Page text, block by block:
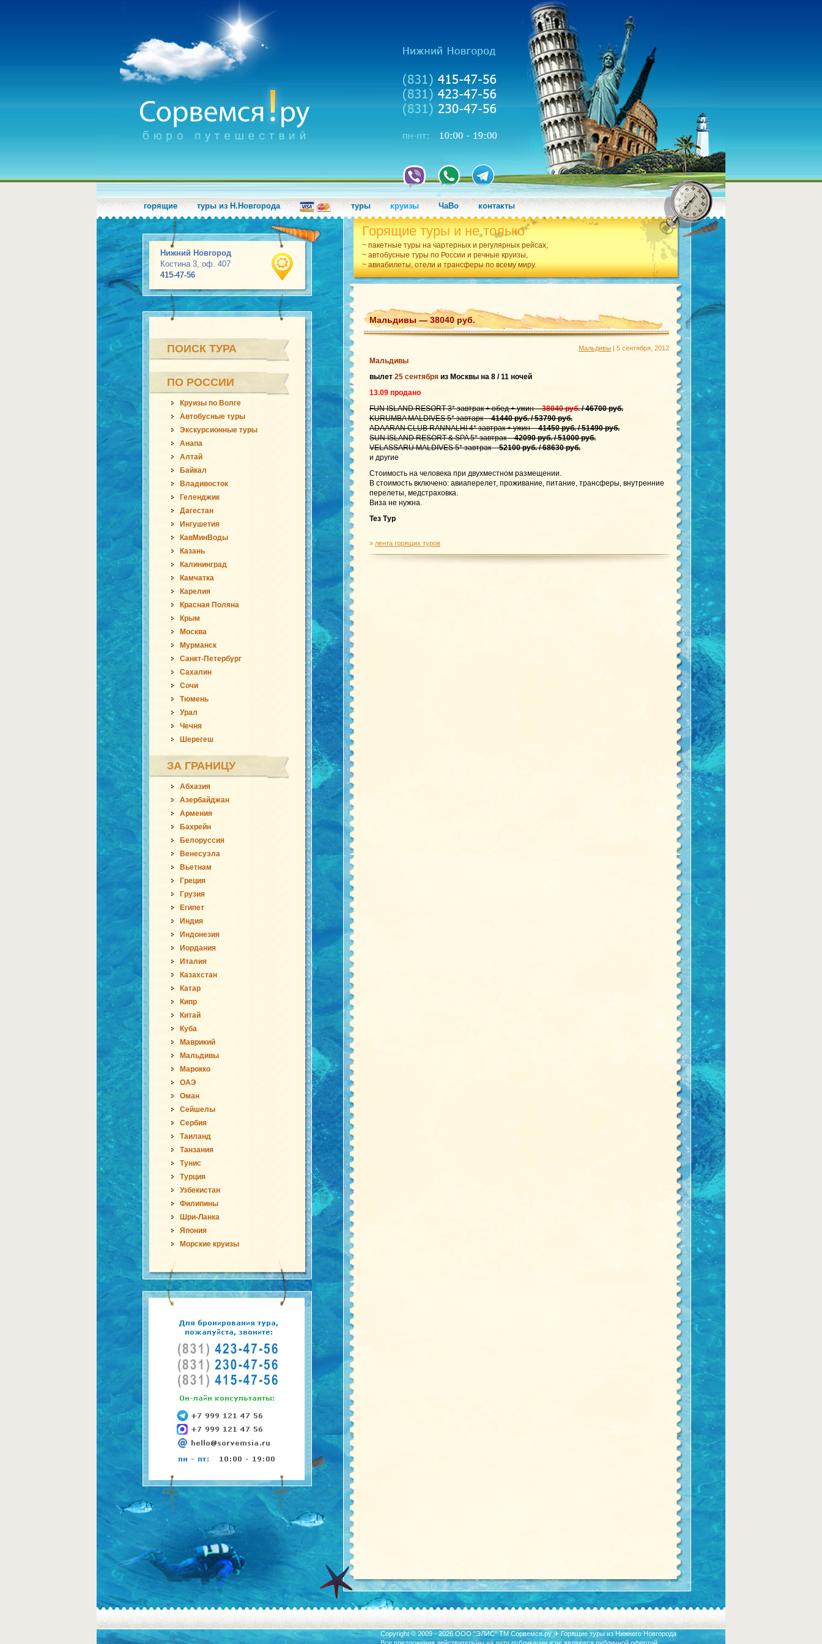
горящие туры из Н.Новгорода туры круизы ЧаВо контакты
Нижний Новгород
Костина 3, оф. 407
415-47-56
Горящие туры и не только
~ пакетные туры на чартерных и регулярных рейсах,
~ автобусные туры по России и речные круизы,
~ авиабилеты, отели и трансферы по всему миру.
ПОИСК ТУРА
ПО РОССИИ
Круизы по Волге
Автобусные туры
Экскурсионные туры
Анапа
Алтай
Байкал
Владивосток
Геленджик
Дагестан
Ингушетия
КавМинВоды
Казань
Калининград
Камчатка
Карелия
Красная Поляна
Крым
Москва
Мурманск
Санкт-Петербург
Сахалин
Сочи
Тюмень
Урал
Чечня
Шерегеш
ЗА ГРАНИЦУ
Абхазия
Азербайджан
Армения
Бахрейн
Белоруссия
Венесуэла
Вьетнам
Греция
Грузия
Египет
Индия
Индонезия
Иордания
Италия
Казахстан
Катар
Кипр
Китай
Куба
Маврикий
Мальдивы
Марокко
ОАЭ
Оман
Сейшелы
Сербия
Таиланд
Танзания
Тунис
Турция
Узбекистан
Филипины
Шри-Ланка
Япония
Морские круизы
Мальдивы — 38040 руб.
Мальдивы | 5 сентября, 2012
Мальдивы
вылет 25 сентября из Москвы на 8 / 11 ночей
13.09 продано
FUN ISLAND RESORT 3* завтрак + обед + ужин –38040 руб. / 46700 руб.
KURUMBA MALDIVES 5* завтарк –41440 руб. / 53790 руб.
ADAARAN CLUB RANNALHI 4* завтрак + ужин –41450 руб. / 51490 руб.
SUN ISLAND RESORT & SPA 5* завтрак –42090 руб. / 51000 руб.
VELASSARU MALDIVES 5* завтрак –52100 руб. / 68630 руб.
и другие
Стоимость на человека при двухместном размещении.
В стоимость включено: авиаперелет, проживание, питание, трансферы, внутренние
перелеты, медстраховка.
Виза не нужна.
Тез Тур
» лента горящих туров
Copyright © 2009 - 2026 ООО "ЭЛИС" ТМ Сорвемся.ру ✈ Горящие туры из Нижнего Новгорода